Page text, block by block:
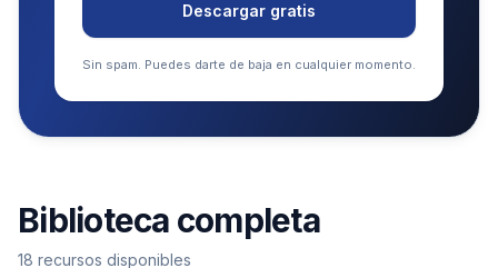
Descargar gratis
Sin spam. Puedes darte de baja en cualquier momento.
Biblioteca completa
18 recursos disponibles